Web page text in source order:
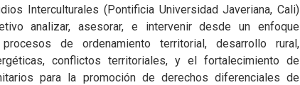
Interculturales (Pontificia Universidad Javeriana, Cali)
analizar, asesorar, e intervenir desde un enfoque
de ordenamiento territorial, desarrollo rural,
conflictos territoriales, y el fortalecimiento de
para la promoción de derechos diferenciales de